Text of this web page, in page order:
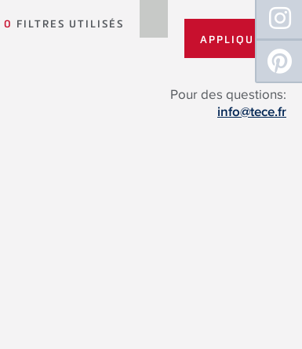
0 FILTRES UTILISÉS
Pour des questions:
info@tece.fr